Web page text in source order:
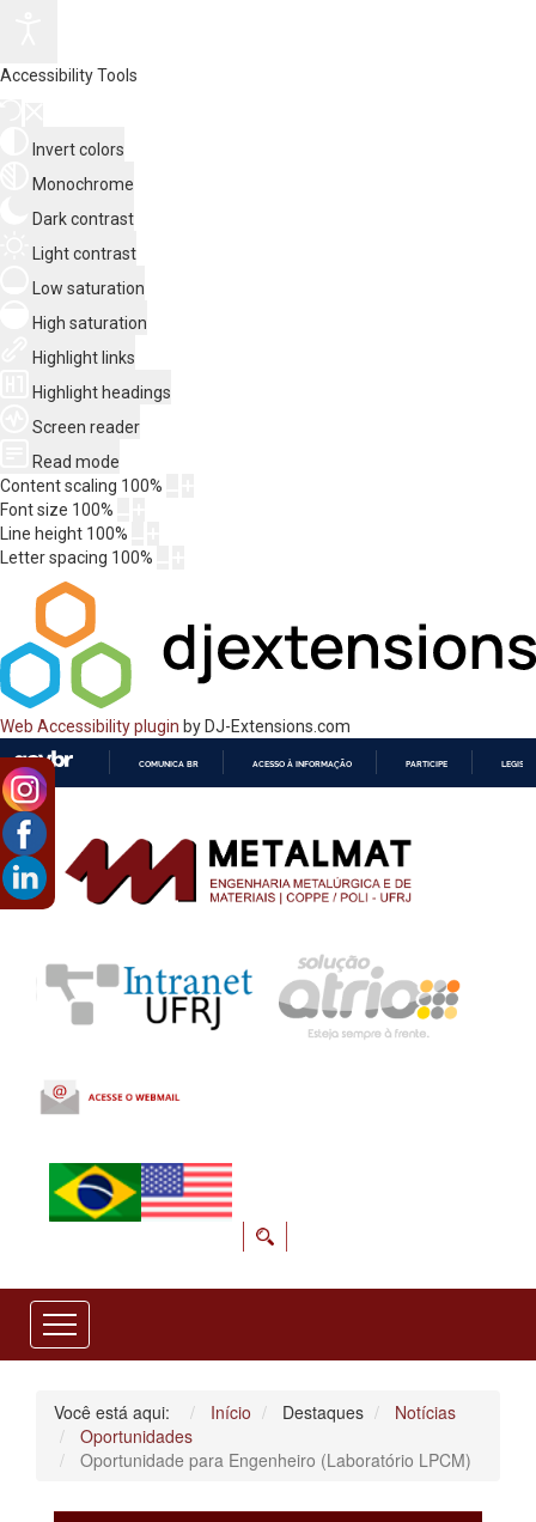
Accessibility Tools
Invert colors
Monochrome
Dark contrast
Light contrast
Low saturation
High saturation
Highlight links
Highlight headings
Screen reader
Read mode
Content scaling 100%
Font size 100%
Line height 100%
Letter spacing 100%
Web Accessibility plugin by DJ-Extensions.com
CONTEÚDO
COMUNICA BR ACESSO À INFORMAÇÃO PARTICIPE
Você está aqui: Início Destaques
Notícias
Oportunidades
Oportunidade para Engenheiro (Laboratório LPCM)